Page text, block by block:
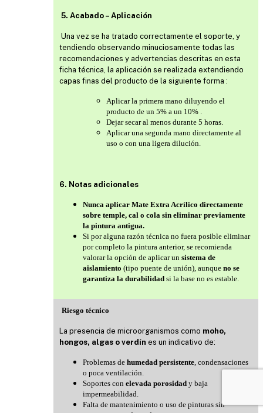
5. Acabado – Aplicación
Una vez se ha tratado correctamente el soporte, y
tendiendo observando minuciosamente todas las
recomendaciones y advertencias descritas en esta
ficha técnica, la aplicación se realizada extendiendo
capas finas del producto de la siguiente forma :
Aplicar la primera mano diluyendo el
producto de un 5% a un 10% .
Dejar secar al menos durante 5 horas.
Aplicar una segunda mano directamente al
uso o con una ligera dilución.
6. Notas adicionales
Nunca aplicar Mate Extra Acrílico directamente
sobre temple, cal o cola sin eliminar previamente
la pintura antigua.
Si por alguna razón técnica no fuera posible eliminar
por completo la pintura anterior, se recomienda
valorar la opción de aplicar un sistema de
aislamiento (tipo puente de unión), aunque no se
garantiza la durabilidad si la base no es estable.
Riesgo técnico
La presencia de microorganismos como moho,
hongos, algas o verdín es un indicativo de:
Problemas de humedad persistente , condensaciones
o poca ventilación.
Soportes con elevada porosidad y baja
impermeabilidad.
Falta de mantenimiento o uso de pinturas sin